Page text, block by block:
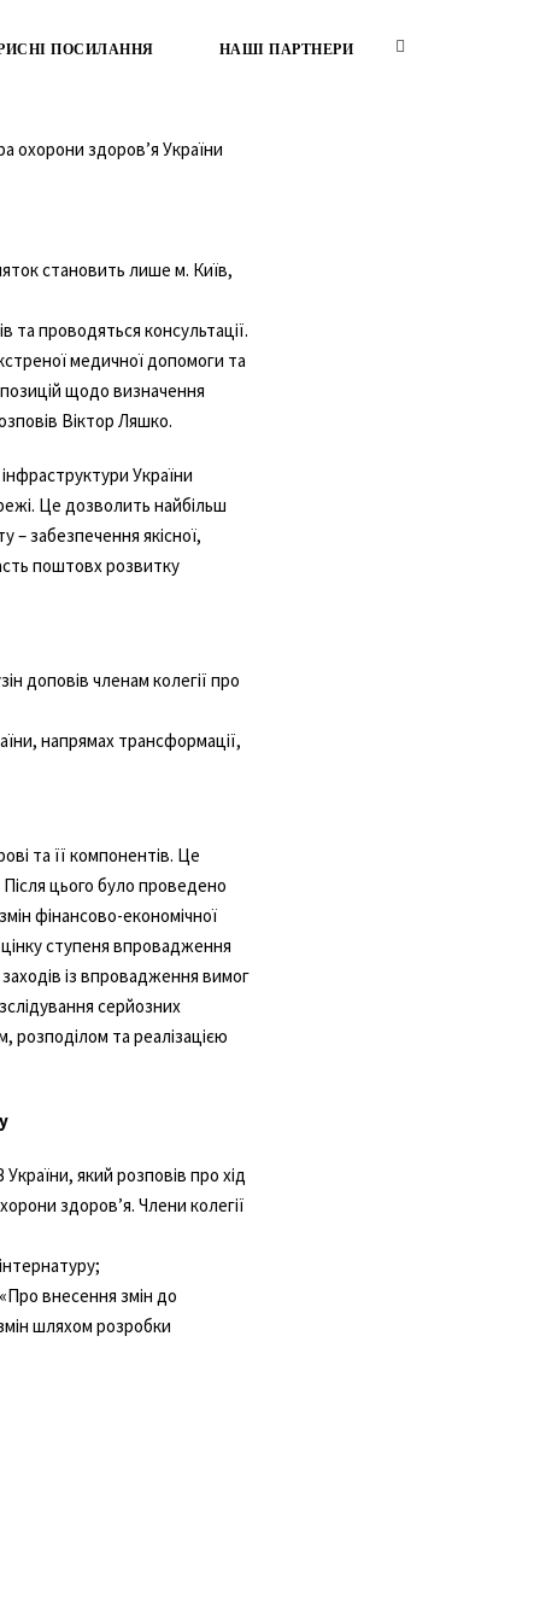
ПОСИЛАННЯ НАШІ ПАРТНЕРИ
охорони здоровʼя України
становить лише м. Київ,
та проводяться консультації.
медичної допомоги та
щодо визначення
Віктор Ляшко.
України
Це дозволить найбільш
забезпечення якісної,
поштовх розвитку
доповів членам колегії про
напрямах трансформації,
та її компонентів. Це
цього було проведено
фінансово-економічної
ступеня впровадження
із впровадження вимог
серйозних
розподілом та реалізацією
який розповів про хід
здоровʼя. Члени колегії
внесення змін до
шляхом розробки